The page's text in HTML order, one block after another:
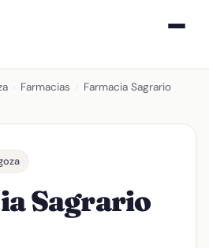
Farmacias Farmacia Sagrario
Sagrario